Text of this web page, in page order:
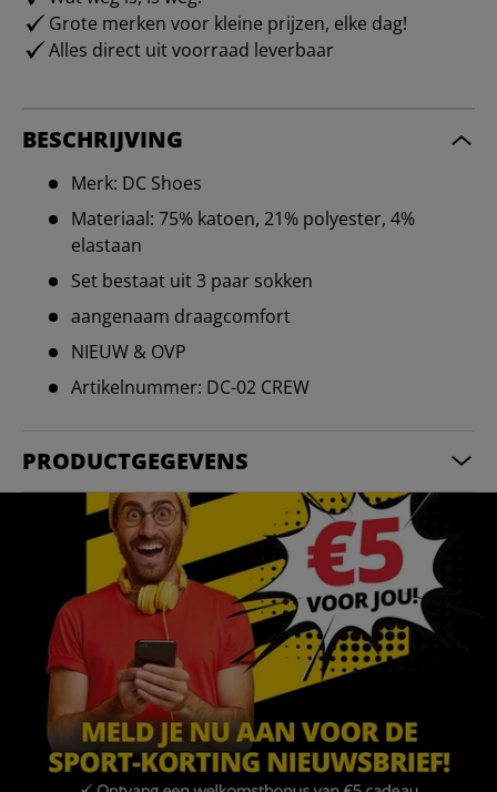
Grote merken voor kleine prijzen, elke dag!
Alles direct uit voorraad leverbaar
BESCHRIJVING
Merk: DC Shoes
Materiaal: 75% katoen, 21% polyester, 4%
elastaan
Set bestaat uit 3 paar sokken
aangenaam draagcomfort
NIEUW & OVP
Artikelnummer: DC-02 CREW
PRODUCTGEGEVENS